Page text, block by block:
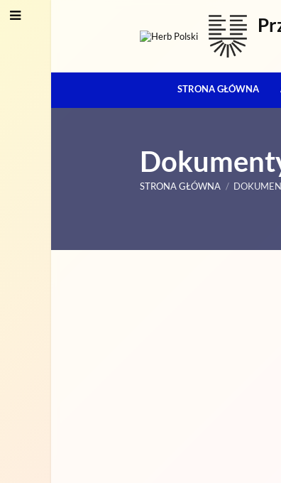
STRONA GŁÓWNA
STRONA GŁÓWNA /